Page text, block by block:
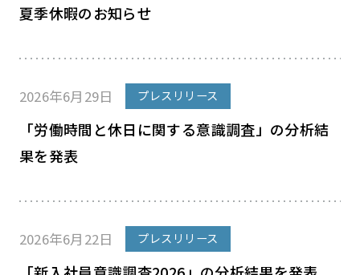
夏季休暇のお知らせ
2026年6月29日 プレスリリース
「労働時間と休日に関する意識調査」の分析結
果を発表
2026年6月22日 プレスリリース